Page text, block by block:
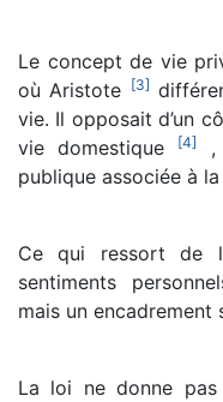
Le concept de vie
où Aristote [3]
vie. Il opposait d’un
vie domestique
[4]
,
publique associée à
Ce qui ressort de
sentiments
mais un encadrement
La loi ne donne pas